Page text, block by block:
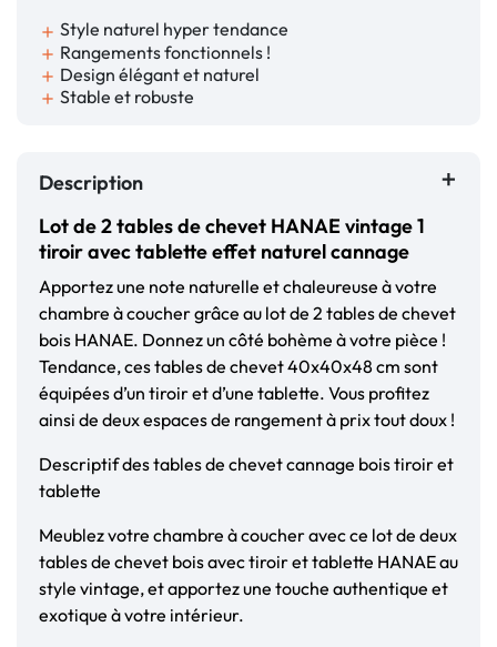
add Style naturel hyper tendance
add Rangements fonctionnels !
add Design élégant et naturel
add Stable et robuste
Description
Lot de 2 tables de chevet HANAE vintage 1
tiroir avec tablette effet naturel cannage
Apportez une note naturelle et chaleureuse à votre
chambre à coucher grâce au lot de 2 tables de chevet
bois HANAE. Donnez un côté bohème à votre pièce !
Tendance, ces tables de chevet 40x40x48 cm sont
équipées d’un tiroir et d’une tablette. Vous profitez
ainsi de deux espaces de rangement à prix tout doux !
Descriptif des tables de chevet cannage bois tiroir et
tablette
Meublez votre chambre à coucher avec ce lot de deux
tables de chevet bois avec tiroir et tablette HANAE au
style vintage, et apportez une touche authentique et
exotique à votre intérieur.